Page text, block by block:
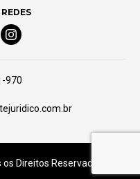
Social Media
Social Media
Instagram Social Media
970
Direitos Reservados